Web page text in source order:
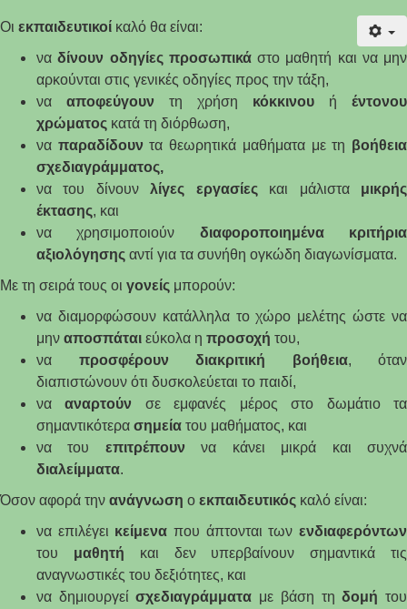
Οι εκπαιδευτικοί καλό θα είναι:
ναδίνουν οδηγίες προσωπικάστο μαθητή και να μην
αρκούνται στις γενικές οδηγίες προς την τάξη,
να αποφεύγουν τη χρήση κόκκινου ή έντονου
χρώματος κατά τη διόρθωση,
να παραδίδουν τα θεωρητικά μαθήματα με τη βοήθεια
σχεδιαγράμματος,
να του δίνουνλίγες εργασίεςκαι μάλιστα μικρής
έκτασης, και
να χρησιμοποιούν διαφοροποιημένα
κριτήρια
αξιολόγησης αντί για τα συνήθη ογκώδη διαγωνίσματα.
Με τη σειρά τους οι γονείς μπορούν:
να διαμορφώσουν κατάλληλα το χώρο μελέτης ώστε να
μην αποσπάται εύκολα η προσοχή του,
να προσφέρουν διακριτική βοήθεια, όταν
διαπιστώνουν ότι δυσκολεύεται το παιδί,
νααναρτούν σε εμφανές μέρος στο δωμάτιο τα
σημαντικότερα σημεία του μαθήματος, και
να του επιτρέπουν να κάνει μικρά και συχνά
διαλείμματα.
Όσον αφορά την ανάγνωση ο εκπαιδευτικός καλό είναι:
να επιλέγει κείμενα που άπτονται τωνενδιαφερόντων
του μαθητή και δεν υπερβαίνουν σημαντικά τις
αναγνωστικές του δεξιότητες, και
να δημιουργείσχεδιαγράμματα με βάση τηδομή του